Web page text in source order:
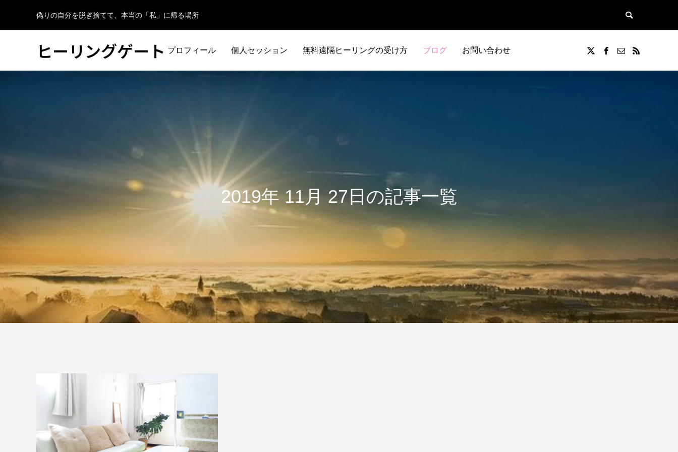
偽りの自分を脱ぎ捨てて、本当の「私」に帰る場所
ヒーリングゲート プロフィール 個人セッション 無料遠隔ヒーリングの受け方 ブログ お問い合わせ
2019年 11月 27日の記事一覧